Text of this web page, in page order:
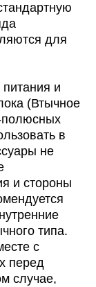
для
и
(Втычное
полюсных
в
не
и стороны
типа.
с
перед
случае,